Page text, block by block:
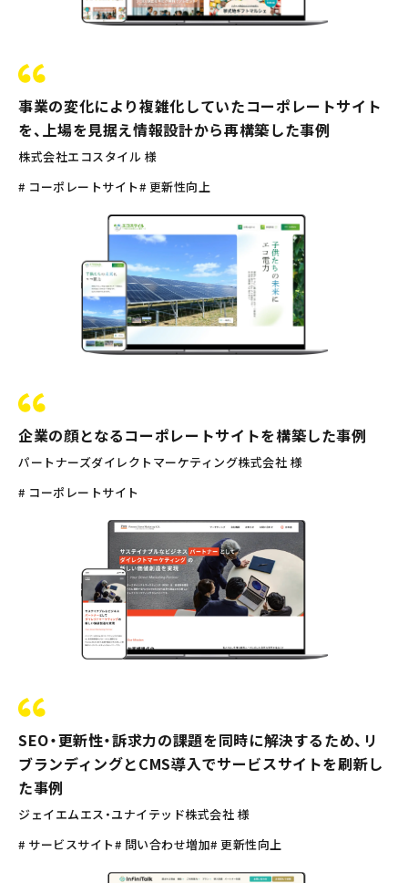
事業の変化により複雑化していたコーポレートサイト
を、上場を見据え情報設計から再構築した事例
株式会社エコスタイル 様
# コーポレートサイト# 更新性向上
企業の顔となるコーポレートサイトを構築した事例
パートナーズダイレクトマーケティング株式会社 様
# コーポレートサイト
SEO・更新性・訴求力の課題を同時に解決するため、リ
ブランディングとCMS導入でサービスサイトを刷新し
た事例
ジェイエムエス・ユナイテッド株式会社 様
# サービスサイト# 問い合わせ増加# 更新性向上